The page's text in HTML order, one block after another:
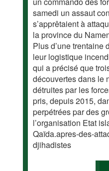
samedi un assaut
s’apprêtaient à
la province du
Plus d’une trentaine
leur logistique
qui a précisé que
découvertes dans le
détruites par les
pris, depuis 2015,
perpétrées par des
l’organisation Etat
Qaïda.apres-des-
djihadistes